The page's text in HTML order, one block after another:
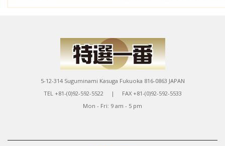
5-12-314 Suguminami Kasuga Fukuoka 816-0863 JAPAN
TEL +81-(0)92-592-5522 | FAX +81-(0)92-592-5533
Mon - Fri: 9 am - 5 pm